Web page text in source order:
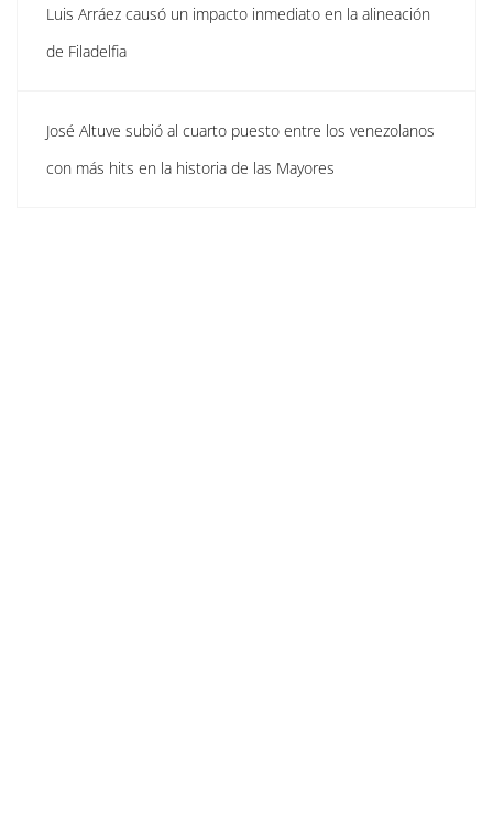
Luis Arráez causó un impacto inmediato en la alineación
de Filadelfia
José Altuve subió al cuarto puesto entre los venezolanos
con más hits en la historia de las Mayores